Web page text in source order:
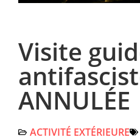
Visite
ANNULÉE
ACTIVITÉ EXTÉRIEURE